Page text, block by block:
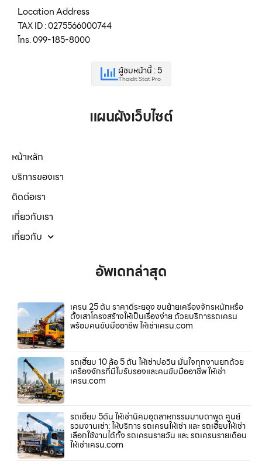
Location Address
TAX ID : 0275566000744
โทร. 099-185-8000
ผู้ชมหน้านี้ : 5
Thaidit Stat Pro
แผนผังเว็บไซต์
หน้าหลัก
บริการของเรา
ติดต่อเรา
เกี่ยวกับเรา
เกี่ยวกับ
อัพเดทล่าสุด
เครน 25 ตัน ราคาดีระยอง ขนย้ายเครื่องจักรหนักหรือ
ตั้งเสาโครงสร้างให้เป็นเรื่องง่าย ด้วยบริการรถเครน
พร้อมคนขับมืออาชีพ ให้เช่าเครน.com
รถเฮี๊ยบ 10 ล้อ 5 ตัน ให้เช่าบ่อวิน มั่นใจทุกงานยกด้วย
เครื่องจักรที่มีใบรับรองและคนขับมืออาชีพ ให้เช่า
เครน.com
รถเฮี๊ยบ 5ตัน ให้เช่านิคมอุตสาหกรรมมาบตาพุด ศูนย์
รวมงานเช่า: ให้บริการ รถเครนให้เช่า และ รถเฮี๊ยบให้เช่า
เลือกใช้งานได้ทั้ง รถเครนรายวัน และ รถเครนรายเดือน
ให้เช่าเครน.com